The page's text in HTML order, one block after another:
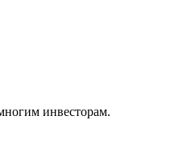
инвесторам.